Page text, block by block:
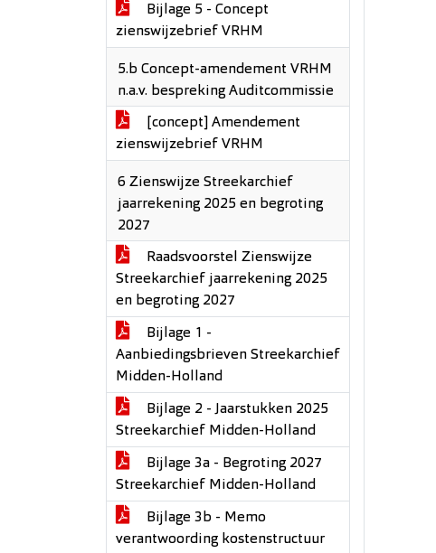
Bijlage 5 - Concept
zienswijzebrief VRHM
5.b Concept-amendement VRHM
n.a.v. bespreking Auditcommissie
[concept] Amendement
zienswijzebrief VRHM
6 Zienswijze Streekarchief
jaarrekening 2025 en begroting
2027
Raadsvoorstel Zienswijze
Streekarchief jaarrekening 2025
en begroting 2027
Bijlage 1 -
Aanbiedingsbrieven Streekarchief
Midden-Holland
Bijlage 2 - Jaarstukken 2025
Streekarchief Midden-Holland
Bijlage 3a - Begroting 2027
Streekarchief Midden-Holland
Bijlage 3b - Memo
verantwoording kostenstructuur